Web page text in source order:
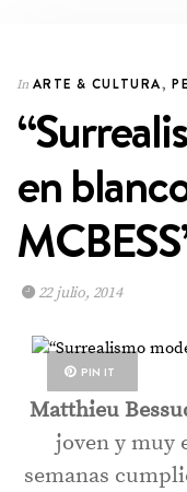
In ARTE & CULTURA,
en
22 julio, 2014
PIN IT
Matthieu
joven y muy
semanas